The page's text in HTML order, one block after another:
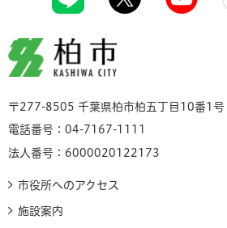
柏市
〒277-8505 千葉県柏市柏五丁目10番1号
電話番号：04-7167-1111
法人番号：6000020122173
市役所へのアクセス
施設案内